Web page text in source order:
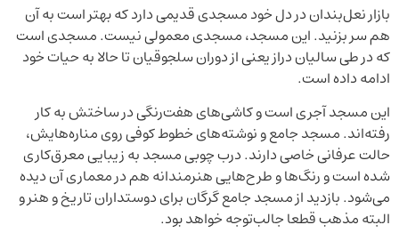
بازار نعل‌بندان در دل خود مسجدی قدیمی دارد که بهتر است به آن
هم سر بزنید. این مسجد، مسجدی معمولی نیست. مسجدی است
که در طی سالیان دراز یعنی از دوران سلجوقیان تا حالا به حیات خود
ادامه داده است.
این مسجد آجری است و کاشی‌های هفت‌رنگی در ساختش به کار
رفته‌اند. مسجد جامع و نوشته‌های خطوط کوفی روی مناره‌هایش،
حالت عرفانی خاصی دارند. درب چوبی مسجد به زیبایی معرق‌کاری
شده است و رنگ‌ها و طرح‌هایی هنرمندانه هم در معماری آن دیده
می‌شود. بازدید از مسجد جامع گرگان برای دوستداران تاریخ و هنر و
البته مذهب قطعا جالب‌توجه خواهد بود.